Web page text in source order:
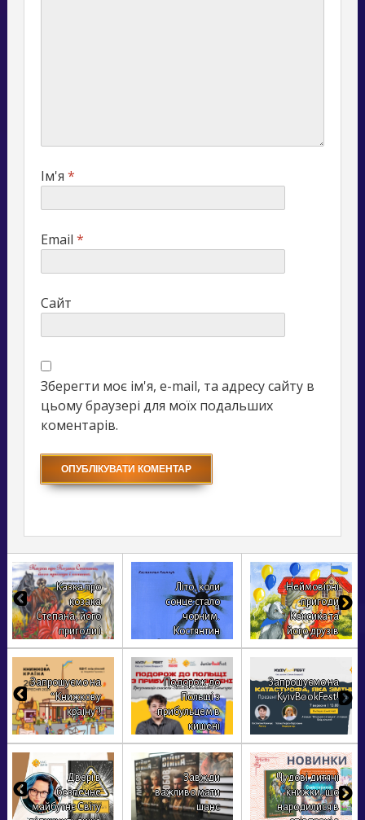
Ім'я *
Email *
Сайт
Зберегти моє ім'я, e-mail, та адресу сайту в
цьому браузері для моїх подальших
коментарів.
Казка про
козака
Степана, його
пригоди і
кохання
Літо, коли
сонце стало
чорним.
Костянтин
Климчук
Неймовірні
пригоди
Кексика та
його друзів
Запрошуємо на
“Книжкову
країну”!
Подорож до
Польщі з
прибульцем в
кишені
Запрошуємо на
KyivBookFest!
Двері в
безпечне
майбутнє Світу
Завжди
важливо мати
шанс
Чудові дитячі
книжки, що
народилися в